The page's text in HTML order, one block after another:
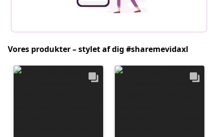
Vores produkter – stylet af dig #sharemevidaxl